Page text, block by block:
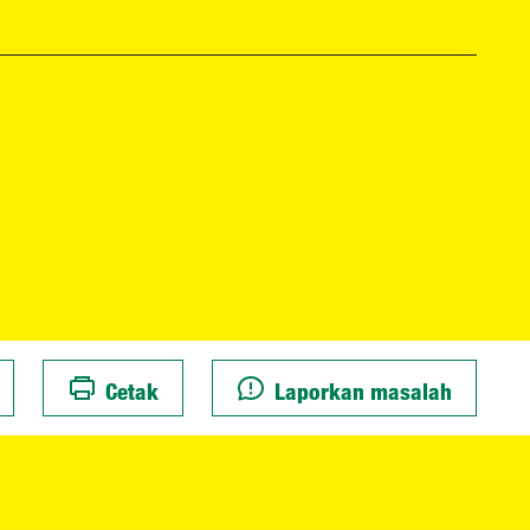
Cetak Laporkan masalah